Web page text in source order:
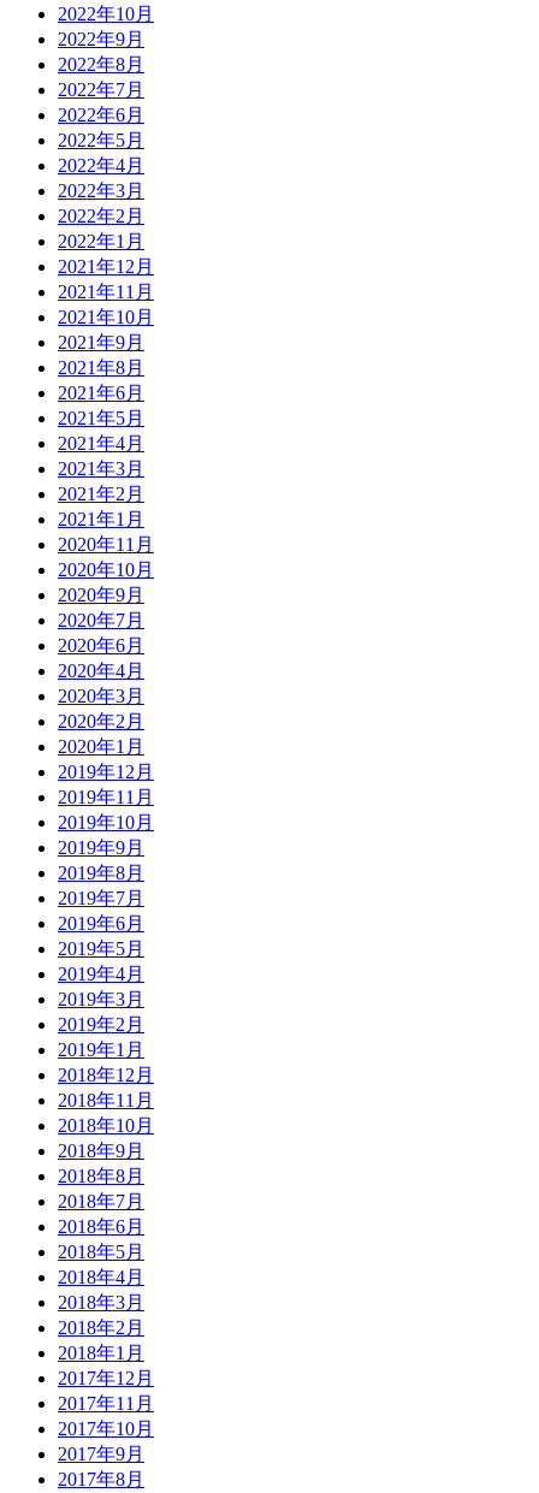
2022年10月
2022年9月
2022年8月
2022年7月
2022年6月
2022年5月
2022年4月
2022年3月
2022年2月
2022年1月
2021年12月
2021年11月
2021年10月
2021年9月
2021年8月
2021年6月
2021年5月
2021年4月
2021年3月
2021年2月
2021年1月
2020年11月
2020年10月
2020年9月
2020年7月
2020年6月
2020年4月
2020年3月
2020年2月
2020年1月
2019年12月
2019年11月
2019年10月
2019年9月
2019年8月
2019年7月
2019年6月
2019年5月
2019年4月
2019年3月
2019年2月
2019年1月
2018年12月
2018年11月
2018年10月
2018年9月
2018年8月
2018年7月
2018年6月
2018年5月
2018年4月
2018年3月
2018年2月
2018年1月
2017年12月
2017年11月
2017年10月
2017年9月
2017年8月